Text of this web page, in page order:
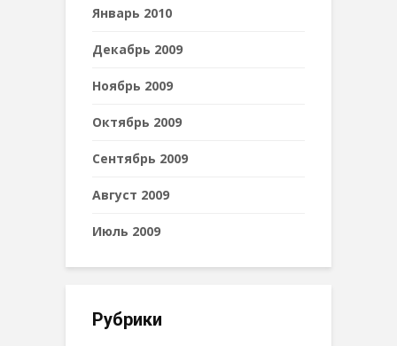
Январь 2010
Декабрь 2009
Ноябрь 2009
Октябрь 2009
Сентябрь 2009
Август 2009
Июль 2009
Рубрики